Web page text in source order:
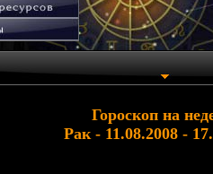
Гороскоп на
Рак - 11.08.2008 -